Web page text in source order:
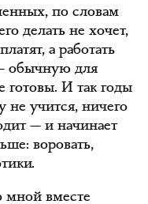
по словам
делать не хочет,
а работать
обычную для
готовы. И так годы
не учится, ничего
— и начинает
воровать,
мной вместе